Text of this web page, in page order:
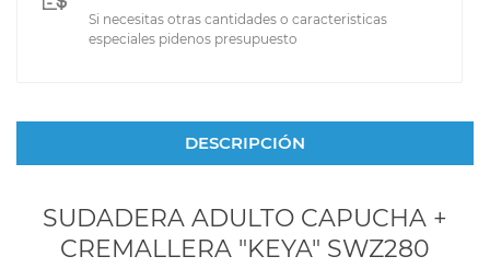
Si necesitas otras cantidades o caracteristicas
especiales pidenos presupuesto
DESCRIPCIÓN
SUDADERA ADULTO CAPUCHA +
CREMALLERA "KEYA" SWZ280